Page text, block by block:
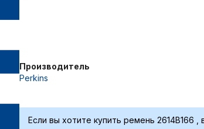
Производитель
Perkins
Если вы хотите купить ремень 2614B166